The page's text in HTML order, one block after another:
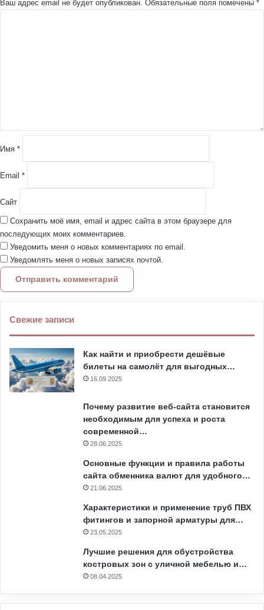
Ваш адрес email не будет опубликован. Обязательные поля помечены *
и
йИмя *
Email *
Сайт
Сохранить моё имя, email и адрес сайта в этом браузере для
последующих моих комментариев.
Уведомить меня о новых комментариях по email.
Уведомлять меня о новых записях почтой.
Свежие записи
Как найти и приобрести дешёвые
билеты на самолёт для выгодных…
16.09.2025
Почему развитие веб-сайта становится
необходимым для успеха и роста
современной…
28.06.2025
Основные функции и правила работы
сайта обменника валют для удобного…
21.06.2025
Характеристики и применение труб ПВХ
фитингов и запорной арматуры для…
23.05.2025
Лучшие решения для обустройства
костровых зон с уличной мебелью и…
08.04.2025